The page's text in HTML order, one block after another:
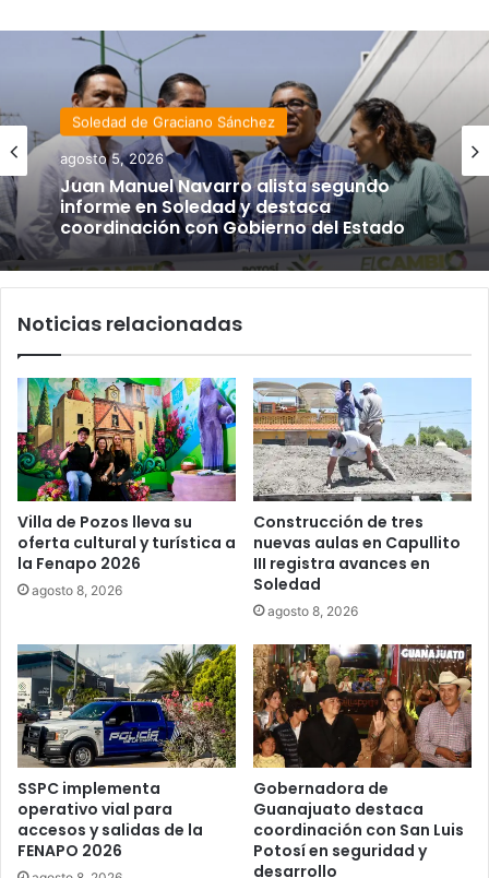
Soledad de Graciano Sánchez
agosto 5, 2026
Juan Manuel Navarro alista segundo
informe en Soledad y destaca
coordinación con Gobierno del Estado
Noticias relacionadas
Villa de Pozos lleva su
oferta cultural y turística a
la Fenapo 2026
agosto 8, 2026
Construcción de tres
nuevas aulas en Capullito
III registra avances en
Soledad
agosto 8, 2026
SSPC implementa
operativo vial para
accesos y salidas de la
FENAPO 2026
Gobernadora de
Guanajuato destaca
coordinación con San Luis
Potosí en seguridad y
desarrollo